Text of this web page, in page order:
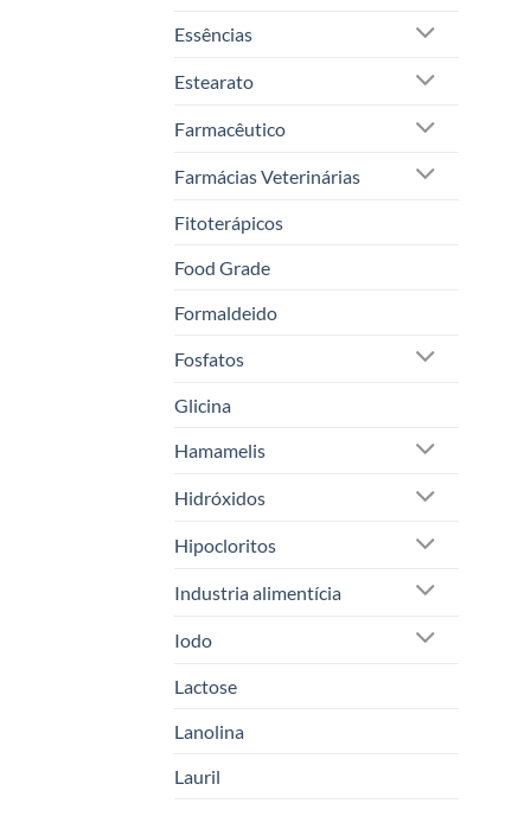
Essências
Estearato
Farmacêutico
Farmácias Veterinárias
Fitoterápicos
Food Grade
Formaldeido
Fosfatos
Glicina
Hamamelis
Hidróxidos
Hipocloritos
Industria alimentícia
Iodo
Lactose
Lanolina
Lauril